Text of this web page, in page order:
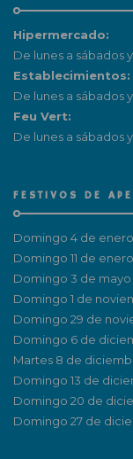
Hipermercado:
De lunes a sábados
Establecimientos:
De lunes a sábados
Feu Vert:
De lunes a sábados
FESTIVOS DE
Domingo 4 de enero
Domingo 11 de enero
Domingo 3 de mayo
Domingo 1 de
Domingo 29 de
Domingo 6 de
Martes 8 de
Domingo 13 de
Domingo 20 de
Domingo 27 de